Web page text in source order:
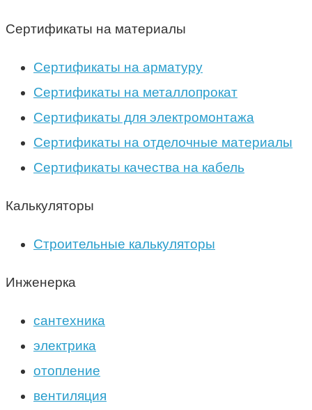
Сертификаты на материалы
Сертификаты на арматуру
Сертификаты на металлопрокат
Сертификаты для электромонтажа
Сертификаты на отделочные материалы
Сертификаты качества на кабель
Калькуляторы
Строительные калькуляторы
Инженерка
сантехника
электрика
отопление
вентиляция